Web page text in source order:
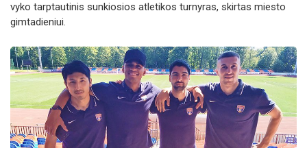
vyko tarptautinis sunkiosios atletikos turnyras, skirtas miesto
gimtadieniui.